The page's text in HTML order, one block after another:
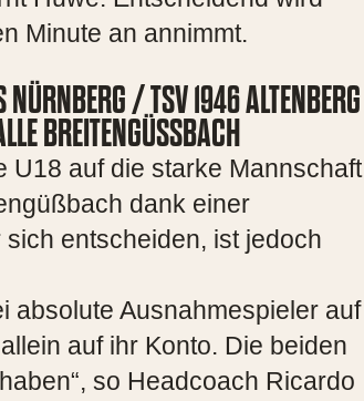
Minute an annimmt.
/ TSV 1946 ALTENBERG
BREITENGÜSSBACH
U18 auf die starke Mannschaft
dank einer
entscheiden, ist jedoch
absolute Ausnahmespieler auf
auf ihr Konto. Die beiden
so Headcoach Ricardo